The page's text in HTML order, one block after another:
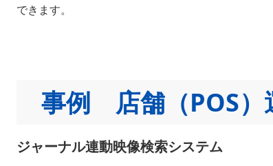
できます。
事例 店舗（POS）
ジャーナル連動映像検索システム